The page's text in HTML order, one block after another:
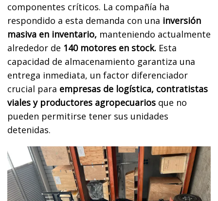
componentes críticos. La compañía ha
respondido a esta demanda con una inversión
masiva en inventario, manteniendo actualmente
alrededor de 140 motores en stock. Esta
capacidad de almacenamiento garantiza una
entrega inmediata, un factor diferenciador
crucial para empresas de logística, contratistas
viales y productores agropecuarios que no
pueden permitirse tener sus unidades
detenidas.